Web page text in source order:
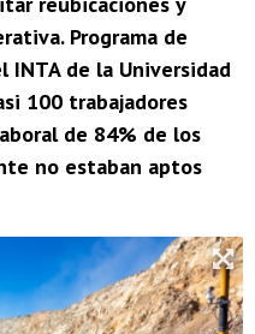
Programa de
INTA de la Universidad
100 trabajadores
de 84% de los
no estaban aptos